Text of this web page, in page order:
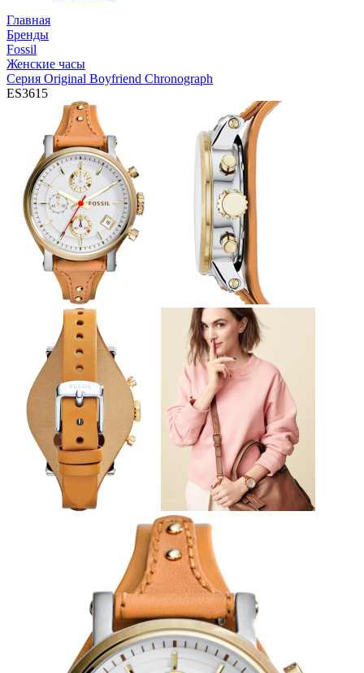
Главная
Бренды
Fossil
Женские часы
Серия Original Boyfriend Chronograph
ES3615